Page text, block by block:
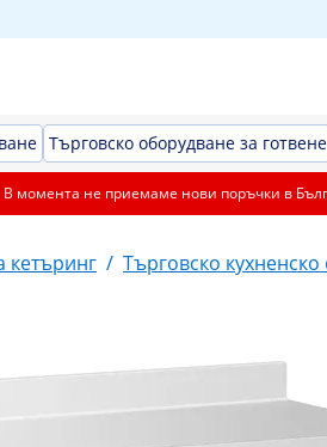
Търговско оборудване за готвене
В момента не приемаме нови поръчки в
кетъринг / Търговско